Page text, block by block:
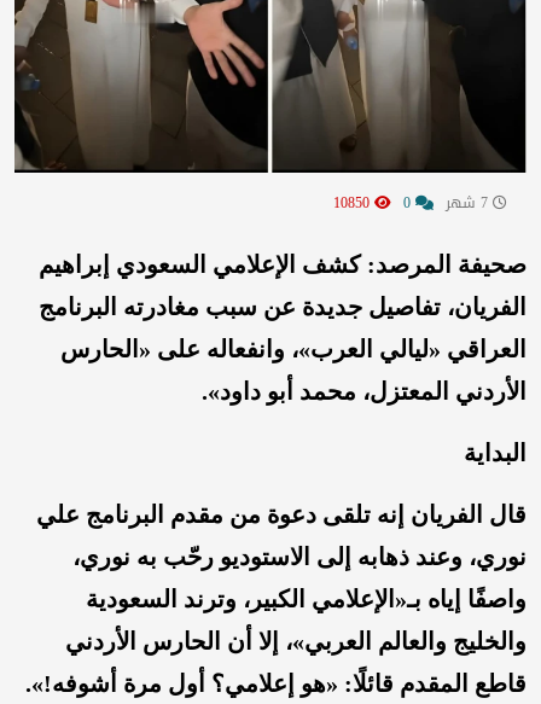
صحيفة المرصد: كشف الإعلامي السعودي إبراهيم
الفريان، تفاصيل جديدة عن سبب مغادرته البرنامج
العراقي «ليالي العرب»، وانفعاله على «الحارس
الأردني المعتزل، محمد أبو داود».
البداية
قال الفريان إنه تلقى دعوة من مقدم البرنامج علي
نوري، وعند ذهابه إلى الاستوديو رحّب به نوري،
واصفًا إياه بـ«الإعلامي الكبير، وترند السعودية
والخليج والعالم العربي»، إلا أن الحارس الأردني
قاطع المقدم قائلًا: «هو إعلامي؟ أول مرة أشوفه!».